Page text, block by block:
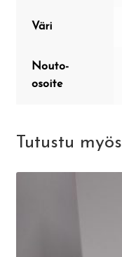
Väri
Nouto-
osoite
Tutustu myös